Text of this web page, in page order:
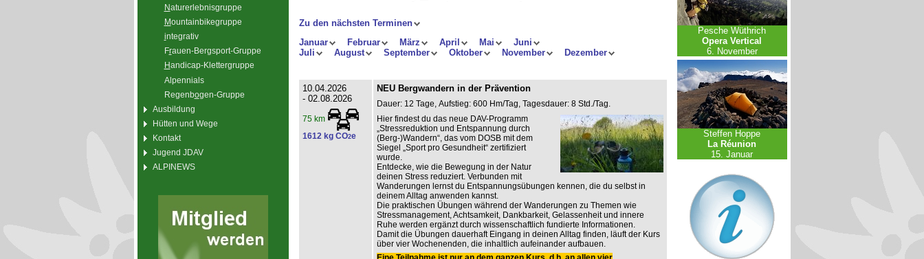
Naturerlebnisgruppe
Mountainbikegruppe
integrativ
Frauen-Bergsport-Gruppe
Handicap-Klettergruppe
Alpennials
Regenbogen-Gruppe
Ausbildung
Hütten und Wege
Kontakt
Jugend JDAV
ALPINEWS
Zu den nächsten Terminen
Januar
Februar März April Mai
Juni
Juli
August September Oktober November Dezember
10.04.2026
- 02.08.2026
75 km
1612 kg CO2e
NEU Bergwandern in der Prävention
Dauer: 12 Tage, Aufstieg: 600 Hm/Tag, Tagesdauer: 8 Std./Tag.
Hier findest du das neue DAV-Programm
„Stressreduktion und Entspannung durch
(Berg-)Wandern“, das vom DOSB mit dem
Siegel „Sport pro Gesundheit“ zertifiziert
wurde.
Entdecke, wie die Bewegung in der Natur
deinen Stress reduziert. Verbunden mit
Wanderungen lernst du Entspannungsübungen kennen, die du selbst in
deinem Alltag anwenden kannst.
Die praktischen Übungen während der Wanderungen zu Themen wie
Stressmanagement, Achtsamkeit, Dankbarkeit, Gelassenheit und innere
Ruhe werden ergänzt durch wissenschaftlich fundierte Informationen.
Damit die Übungen dauerhaft Eingang in deinen Alltag finden, läuft der Kurs
über vier Wochenenden, die inhaltlich aufeinander aufbauen.
Pesche Wüthrich
Opera Vertical
6. November
Steffen Hoppe
La Réunion
15. Januar